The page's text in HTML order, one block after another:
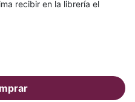
recibir en la librería el